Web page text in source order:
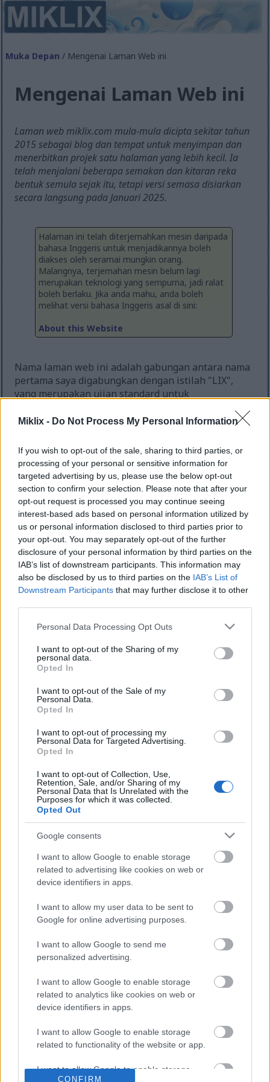
Miklix - Do Not Process My Personal Information
If you wish to opt-out of the sale, sharing to third parties, or
processing of your personal or sensitive information for
targeted advertising by us, please use the below opt-out
section to confirm your selection. Please note that after your
opt-out request is processed you may continue seeing
interest-based ads based on personal information utilized by
us or personal information disclosed to third parties prior to
your opt-out. You may separately opt-out of the further
disclosure of your personal information by third parties on the
IAB’s list of downstream participants. This information may
also be disclosed by us to third parties on the IAB’s List of
Downstream Participants that may further disclose it to other
Please note that this website/app uses one or more Google
not limited to your visit or usage behaviour. You may click to
grant or deny consent to Google and its third-party tags to
use your data for below specified purposes in below Google
consent section.
Personal Data Processing Opt Outs
I want to opt-out of the Sharing of my
personal data.
Opted In
I want to opt-out of the Sale of my
Personal Data.
Opted In
I want to opt-out of processing my
Personal Data for Targeted Advertising.
Opted In
I want to opt-out of Collection, Use,
Retention, Sale, and/or Sharing of my
Personal Data that Is Unrelated with the
Purposes for which it was collected.
Opted Out
Google consents
I want to allow Google to enable storage
related to advertising like cookies on web or
device identifiers in apps.
I want to allow my user data to be sent to
Google for online advertising purposes.
I want to allow Google to send me
personalized advertising.
I want to allow Google to enable storage
related to analytics like cookies on web or
device identifiers in apps.
I want to allow Google to enable storage
related to functionality of the website or app.
I want to allow Google to enable storage
CONFIRM
Muka Depan / Mengenai Laman Web ini
Mengenai Laman Web ini
Laman web miklix.com mula-mula dicipta sekitar tahun
2015 sebagai blog dan tempat untuk menyimpan dan
menerbitkan projek satu halaman yang lebih kecil. Ia
telah menjalani beberapa semakan dan kitaran reka
bentuk semula sejak itu, tetapi versi semasa disiarkan
secara langsung pada Januari 2025.
Halaman ini telah diterjemahkan mesin daripada
bahasa Inggeris untuk menjadikannya boleh
diakses oleh seramai mungkin orang.
Malangnya, terjemahan mesin belum lagi
merupakan teknologi yang sempurna, jadi ralat
boleh berlaku. Jika anda mahu, anda boleh
melihat versi bahasa Inggeris asal di sini:
About this Website
Nama laman web ini adalah gabungan antara nama
pertama saya digabungkan dengan istilah "LIX",
yang merupakan ujian standard untuk
sebuah blog. Saya tidak membuat sebarang
walaupun begitu ;-)
Laman web ini dimulakan sekitar tahun 2015
sebagai sebuah blog dan tempat bagi saya untuk
menyimpan dan menerbitkan projek-projek satu
halaman saya yang lebih kecil tanpa kerumitan dan
kos untuk menubuhkan laman web yang
berasingan bagi setiap satu daripadanya. Ia telah
melalui beberapa semakan dan reka bentuk semula
- malah ia telah berada dalam talian untuk tempoh
yang agak lama disebabkan oleh kegagalan
perkakasan besar pada pelayan sewa yang
masa untuk menghidupkannya semula di pelayan
Versi semasa telah dilancarkan pada Januari 2025
laman web ini sepenuhnya sebelum
menghidupkannya semula di pelayan baru. Ia
beroperasi menggunakan tumpukan LEMP yang
agak standard dan diproksikan oleh Cloudflare.
Saya berminat dalam pelbagai topik dan selagi
masa mengizinkan, saya suka meneroka dan
menulis blog mengenai semuanya, jadi anda tidak
sepatutnya mengharapkan tema yang sama di
seluruh laman web ini ;-) Saya juga berharap dapat
memaparkan kandungan oleh penulis lain untuk
lebih banyak variasi, jadi anda tidak akan tahu apa
Mengenai Pengarang
Mikkel ialah pencipta dan pemilik miklix.com.
Beliau mempunyai lebih 20 tahun pengalaman
perisian profesional dan kini bekerja sepenuh
masa untuk sebuah syarikat IT Eropah yang